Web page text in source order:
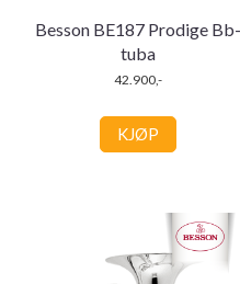
Besson BE187 Prodige Bb-
tuba
42.900,-
KJØP